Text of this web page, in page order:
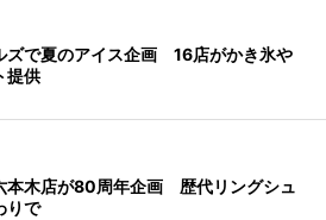
ズで夏のアイス企画 16店がかき氷や
提供
本木店が80周年企画 歴代リングシュ
りで